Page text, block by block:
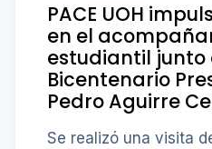
PACE UOH
en el
estudiantil junto
Bicentenario
Pedro Aguirre
Se realizó una visita